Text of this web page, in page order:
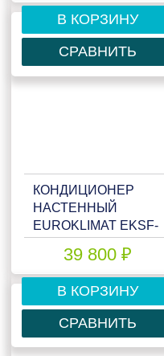
20HNS
В КОРЗИНУ
СРАВНИТЬ
КОНДИЦИОНЕР
НАСТЕННЫЙ
EUROKLIMAT EKSF-
(RCG4)/EKOF-
35HNS
39 800 ₽
В КОРЗИНУ
СРАВНИТЬ